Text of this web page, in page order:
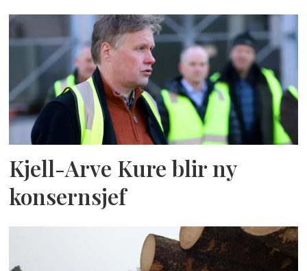
Kjell-Arve Kure blir ny
konsernsjef